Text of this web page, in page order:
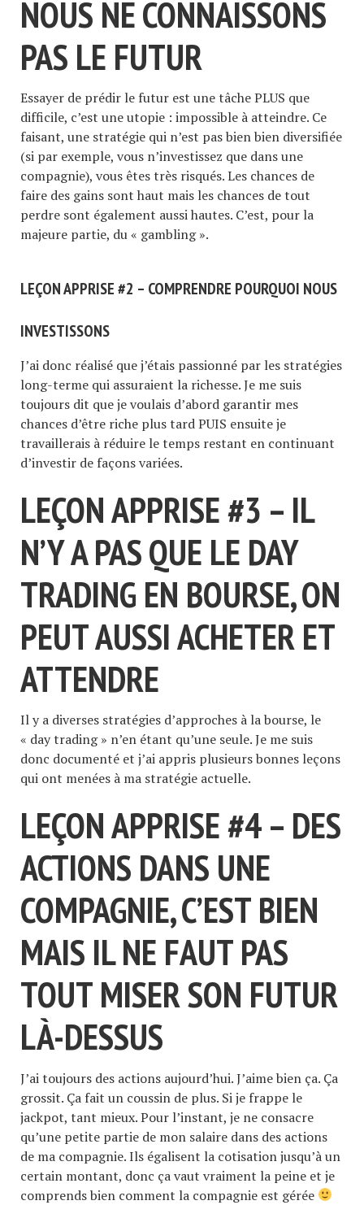
NOUS NE CONNAISSONS
PAS LE FUTUR
Essayer de prédir le futur est une tâche PLUS que
difficile, c’est une utopie : impossible à atteindre. Ce
faisant, une stratégie qui n’est pas bien bien diversifiée
(si par exemple, vous n’investissez que dans une
compagnie), vous êtes très risqués. Les chances de
faire des gains sont haut mais les chances de tout
perdre sont également aussi hautes. C’est, pour la
majeure partie, du « gambling ».
LEÇON APPRISE #2 – COMPRENDRE POURQUOI NOUS
INVESTISSONS
J’ai donc réalisé que j’étais passionné par les stratégies
long-terme qui assuraient la richesse. Je me suis
toujours dit que je voulais d’abord garantir mes
chances d’être riche plus tard PUIS ensuite je
travaillerais à réduire le temps restant en continuant
d’investir de façons variées.
LEÇON APPRISE #3 – IL
N’Y A PAS QUE LE DAY
TRADING EN BOURSE, ON
PEUT AUSSI ACHETER ET
ATTENDRE
Il y a diverses stratégies d’approches à la bourse, le
« day trading » n’en étant qu’une seule. Je me suis
donc documenté et j’ai appris plusieurs bonnes leçons
qui ont menées à ma stratégie actuelle.
LEÇON APPRISE #4 – DES
ACTIONS DANS UNE
COMPAGNIE, C’EST BIEN
MAIS IL NE FAUT PAS
TOUT MISER SON FUTUR
LÀ-DESSUS
J’ai toujours des actions aujourd’hui. J’aime bien ça. Ça
grossit. Ça fait un coussin de plus. Si je frappe le
jackpot, tant mieux. Pour l’instant, je ne consacre
qu’une petite partie de mon salaire dans des actions
de ma compagnie. Ils égalisent la cotisation jusqu’à un
certain montant, donc ça vaut vraiment la peine et je
comprends bien comment la compagnie est gérée